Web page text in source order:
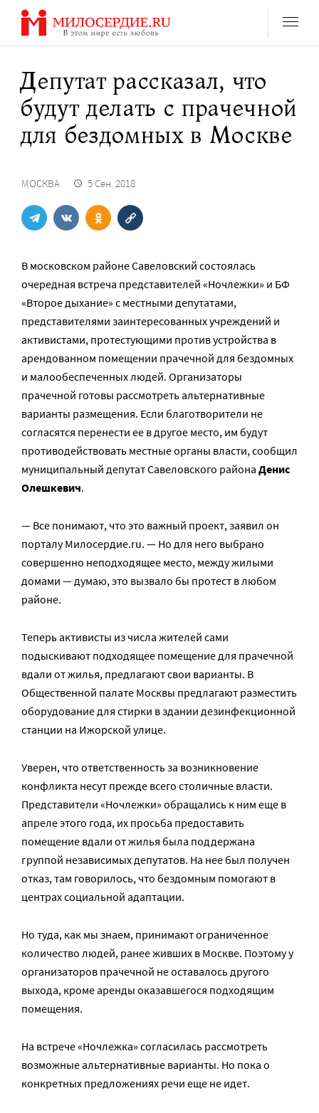
Перейти
содержанию
Депутат рассказал, что
будут делать с прачечной
для бездомных в Москве
МОСКВА 5 Сен. 2018
В московском районе Савеловский состоялась
очередная встреча представителей «Ночлежки» и БФ
«Второе дыхание» с местными депутатами,
представителями заинтересованных учреждений и
активистами, протестующими против устройства в
арендованном помещении прачечной для бездомных
и малообеспеченных людей. Организаторы
прачечной готовы рассмотреть альтернативные
варианты размещения. Если благотворители не
согласятся перенести ее в другое место, им будут
противодействовать местные органы власти, сообщил
муниципальный депутат Савеловского района Денис
Олешкевич.
— Все понимают, что это важный проект, заявил он
порталу Милосердие.ru. — Но для него выбрано
совершенно неподходящее место, между жилыми
домами — думаю, это вызвало бы протест в любом
районе.
Теперь активисты из числа жителей сами
подыскивают подходящее помещение для прачечной
вдали от жилья, предлагают свои варианты. В
Общественной палате Москвы предлагают разместить
оборудование для стирки в здании дезинфекционной
станции на Ижорской улице.
Уверен, что ответственность за возникновение
конфликта несут прежде всего столичные власти.
Представители «Ночлежки» обращались к ним еще в
апреле этого года, их просьба предоставить
помещение вдали от жилья была поддержана
группой независимых депутатов. На нее был получен
отказ, там говорилось, что бездомным помогают в
центрах социальной адаптации.
Но туда, как мы знаем, принимают ограниченное
количество людей, ранее живших в Москве. Поэтому у
организаторов прачечной не оставалось другого
выхода, кроме аренды оказавшегося подходящим
помещения.
На встрече «Ночлежка» согласилась рассмотреть
возможные альтернативные варианты. Но пока о
конкретных предложениях речи еще не идет.